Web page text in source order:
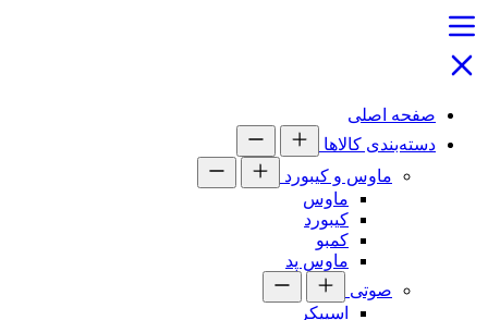
صفحه اصلی
دسته‌بندی کالاها
ماوس و کیبورد
ماوس
کیبورد
کمبو
ماوس پد
صوتی
اسپیکر